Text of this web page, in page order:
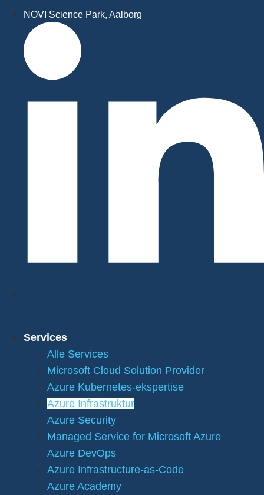
NOVI Science Park, Aalborg
Services
Alle Services
Microsoft Cloud Solution Provider
Azure Kubernetes-ekspertise
Azure Infrastruktur
Azure Security
Managed Service for Microsoft Azure
Azure DevOps
Azure Infrastructure-as-Code
Azure Academy